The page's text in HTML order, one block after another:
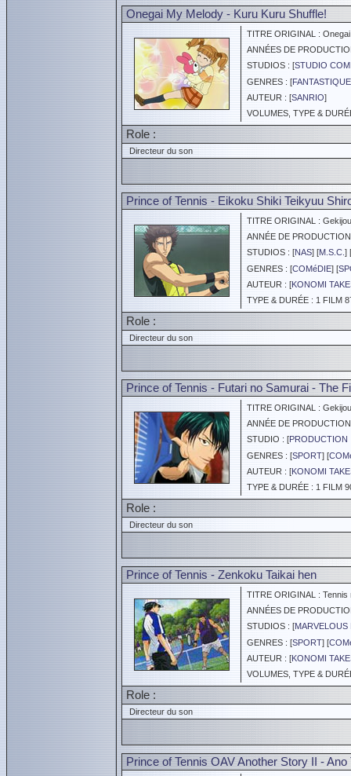
Onegai My Melody - Kuru Kuru Shuffle!
TITRE ORIGINAL :
ANNÉES DE
STUDIOS : [STUDIO
GENRES : [
AUTEUR : [SANRIO]
VOLUMES, TYPE &
Role :
Directeur du son
Prince of Tennis - Eikoku Shiki Teikyuu
TITRE ORIGINAL :
ANNÉE DE
STUDIOS : [NAS] [M.S.C. ] [
GENRES : [COMéDIE] [
AUTEUR : [KONOMI
TYPE & DURÉE : 1 FILM
Role :
Directeur du son
Prince of Tennis - Futari no Samurai - The
TITRE ORIGINAL :
ANNÉE DE
STUDIO : [PRODUCTION
GENRES : [SPORT] [
AUTEUR : [KONOMI
TYPE & DURÉE : 1 FILM
Role :
Directeur du son
Prince of Tennis - Zenkoku Taikai hen
TITRE ORIGINAL :
ANNÉES DE
STUDIOS : [MARVELOUS
GENRES : [SPORT] [
AUTEUR : [KONOMI
VOLUMES, TYPE &
Role :
Directeur du son
Prince of Tennis OAV Another Story II -